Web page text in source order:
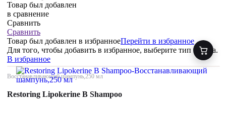
Товар был добавлен
в сравнение
Сравнить
Сравнить
Товар был добавлен в избранноеПерейти в избранное
Для того, чтобы добавить в избранное, выберите тип товара.
В избранное
Восстанавливающий шампунь,250 мл
Restoring Lipokerine B Shampoo